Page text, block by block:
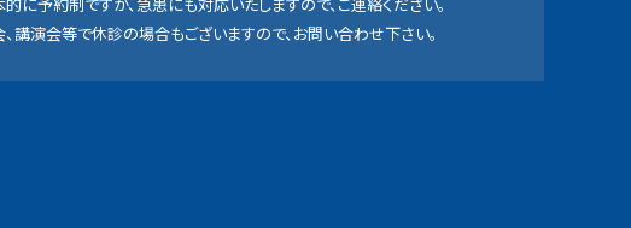
講演会等で休診の場合もございますので、お問い合わせ下さい。